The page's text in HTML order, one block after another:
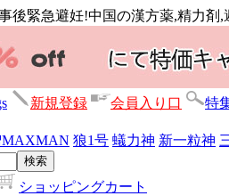
後緊急避妊!中国の漢方薬,精力剤,
新規登録 会員入り口 特
MAXMAN 狼1号 蟻力神 新一粒神
ショッピングカート